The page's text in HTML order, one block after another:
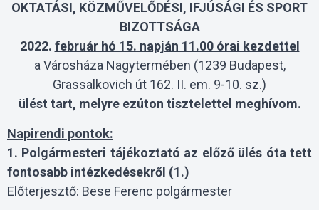
OKTATÁSI, KÖZMŰVELŐDÉSI, IFJÚSÁGI ÉS SPORT
BIZOTTSÁGA
2022. február hó 15. napján 11.00 órai kezdettel
a Városháza Nagytermében (1239 Budapest,
Grassalkovich út 162. II. em. 9-10. sz.)
ülést tart, melyre ezúton tisztelettel meghívom.
Napirendi pontok:
1. Polgármesteri tájékoztató az előző ülés óta tett
fontosabb intézkedésekről (1.)
Előterjesztő: Bese Ferenc polgármester